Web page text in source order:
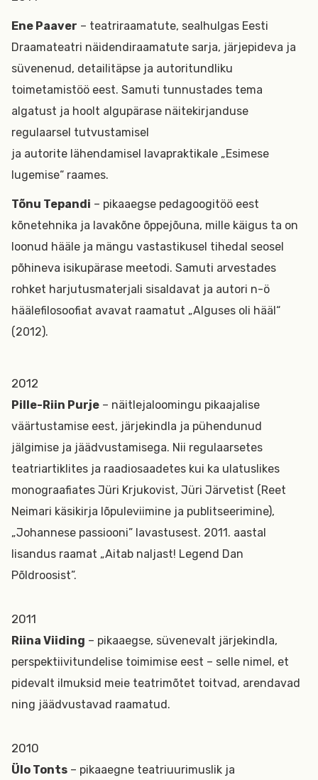
Ene Paaver – teatriraamatute, sealhulgas Eesti
Draamateatri näidendiraamatute sarja, järjepideva ja
süvenenud, detailitäpse ja autoritundliku
toimetamistöö eest. Samuti tunnustades tema
algatust ja hoolt algupärase näitekirjanduse
regulaarsel tutvustamisel
ja autorite lähendamisel lavapraktikale „Esimese
lugemise“ raames.
Tõnu Tepandi – pikaaegse pedagoogitöö eest
kõnetehnika ja lavakõne õppejõuna, mille käigus ta on
loonud hääle ja mängu vastastikusel tihedal seosel
põhineva isikupärase meetodi. Samuti arvestades
rohket harjutusmaterjali sisaldavat ja autori n-ö
häälefilosoofiat avavat raamatut „Alguses oli hääl“
(2012).
2012
Pille-Riin Purje – näitlejaloomingu pikaajalise
väärtustamise eest, järjekindla ja pühendunud
jälgimise ja jäädvustamisega. Nii regulaarsetes
teatriartiklites ja raadiosaadetes kui ka ulatuslikes
monograafiates Jüri Krjukovist, Jüri Järvetist (Reet
Neimari käsikirja lõpuleviimine ja publitseerimine),
„Johannese passiooni” lavastusest. 2011. aastal
lisandus raamat „Aitab naljast! Legend Dan
Põldroosist”.
2011
Riina Viiding – pikaaegse, süvenevalt järjekindla,
perspektiivitundelise toimimise eest – selle nimel, et
pidevalt ilmuksid meie teatrimõtet toitvad, arendavad
ning jäädvustavad raamatud.
2010
Ülo Tonts – pikaaegne teatriuurimuslik ja